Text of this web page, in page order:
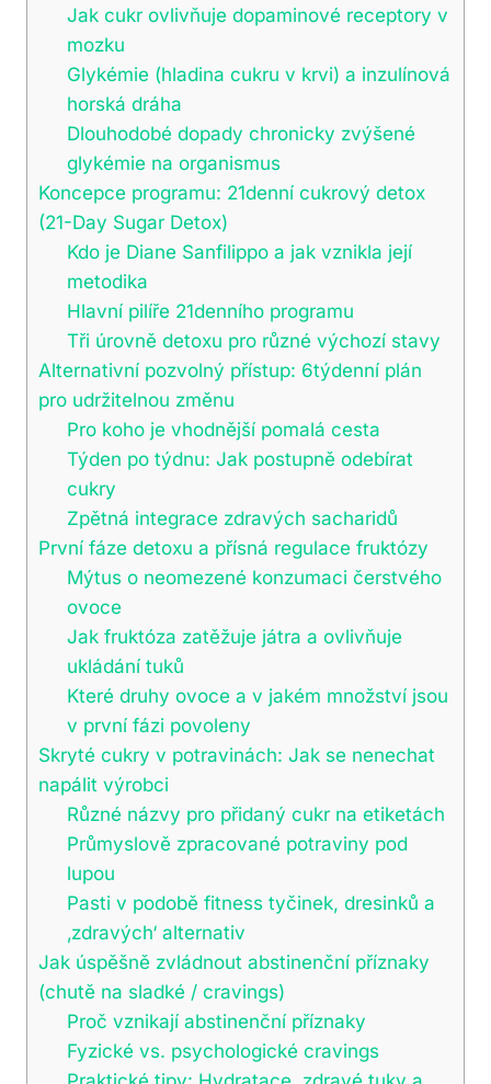
Jak cukr ovlivňuje dopaminové receptory v
mozku
Glykémie (hladina cukru v krvi) a inzulínová
horská dráha
Dlouhodobé dopady chronicky zvýšené
glykémie na organismus
Koncepce programu: 21denní cukrový detox
(21-Day Sugar Detox)
Kdo je Diane Sanfilippo a jak vznikla její
metodika
Hlavní pilíře 21denního programu
Tři úrovně detoxu pro různé výchozí stavy
Alternativní pozvolný přístup: 6týdenní plán
pro udržitelnou změnu
Pro koho je vhodnější pomalá cesta
Týden po týdnu: Jak postupně odebírat
cukry
Zpětná integrace zdravých sacharidů
První fáze detoxu a přísná regulace fruktózy
Mýtus o neomezené konzumaci čerstvého
ovoce
Jak fruktóza zatěžuje játra a ovlivňuje
ukládání tuků
Které druhy ovoce a v jakém množství jsou
v první fázi povoleny
Skryté cukry v potravinách: Jak se nenechat
napálit výrobci
Různé názvy pro přidaný cukr na etiketách
Průmyslově zpracované potraviny pod
lupou
Pasti v podobě fitness tyčinek, dresinků a
‚zdravých‘ alternativ
Jak úspěšně zvládnout abstinenční příznaky
(chutě na sladké / cravings)
Proč vznikají abstinenční příznaky
Fyzické vs. psychologické cravings